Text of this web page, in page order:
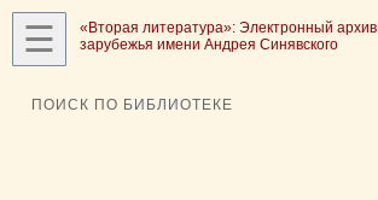
☰
«Вторая литература»: Электронный архив
зарубежья имени Андрея Синявского
ПОИСК ПО БИБЛИОТЕКЕ